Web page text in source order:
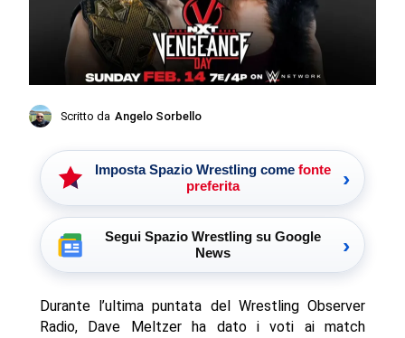
Scritto da Angelo Sorbello
Imposta Spazio Wrestling come fonte
preferita
›
Segui Spazio Wrestling su Google
News
›
Durante l’ultima puntata del Wrestling Observer
Radio, Dave Meltzer ha dato i voti ai match